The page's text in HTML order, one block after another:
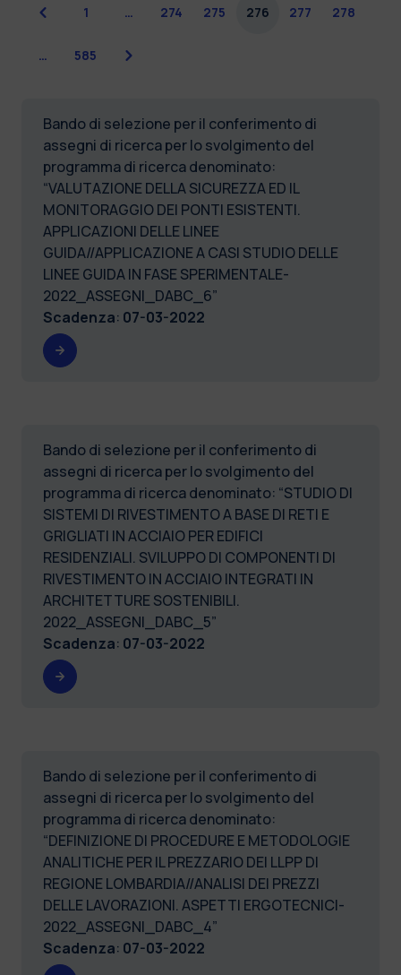
Precedente
1 … 274 275 276 277 278
… 585 Successiva
Bando di selezione per il conferimento di
assegni di ricerca per lo svolgimento del
programma di ricerca denominato:
“VALUTAZIONE DELLA SICUREZZA ED IL
MONITORAGGIO DEI PONTI ESISTENTI.
APPLICAZIONI DELLE LINEE
GUIDA//APPLICAZIONE A CASI STUDIO DELLE
LINEE GUIDA IN FASE SPERIMENTALE-
2022_ASSEGNI_DABC_6”
Scadenza: 07-03-2022
Bando di selezione per il conferimento di
assegni di ricerca per lo svolgimento del
programma di ricerca denominato: “STUDIO DI
SISTEMI DI RIVESTIMENTO A BASE DI RETI E
GRIGLIATI IN ACCIAIO PER EDIFICI
RESIDENZIALI. SVILUPPO DI COMPONENTI DI
RIVESTIMENTO IN ACCIAIO INTEGRATI IN
ARCHITETTURE SOSTENIBILI.
2022_ASSEGNI_DABC_5”
Scadenza: 07-03-2022
Bando di selezione per il conferimento di
assegni di ricerca per lo svolgimento del
programma di ricerca denominato:
“DEFINIZIONE DI PROCEDURE E METODOLOGIE
ANALITICHE PER IL PREZZARIO DEI LLPP DI
REGIONE LOMBARDIA//ANALISI DEI PREZZI
DELLE LAVORAZIONI. ASPETTI ERGOTECNICI-
2022_ASSEGNI_DABC_4”
Scadenza: 07-03-2022